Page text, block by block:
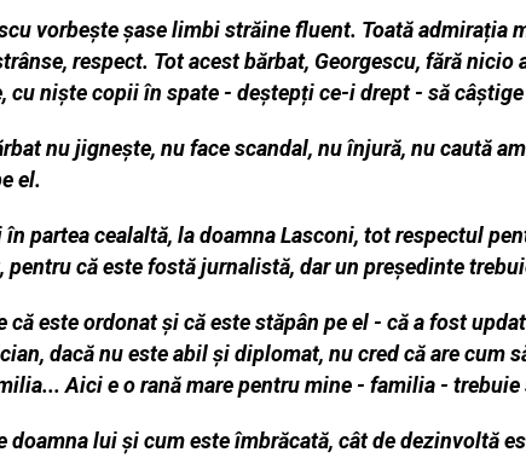
vorbește șase limbi străine fluent. Toată admirația
respect. Tot acest bărbat, Georgescu, fără
cu niște copii în spate - deștepți ce-i drept - să
nu jignește, nu face scandal, nu înjură, nu caută
el.
în partea cealaltă, la doamna Lasconi, tot respectul
pentru că este fostă jurnalistă, dar un președinte
că este ordonat și că este stăpân pe el - că a fost
dacă nu este abil și diplomat, nu cred că are cum
Aici e o rană mare pentru mine - familia - trebuie
doamna lui și cum este îmbrăcată, cât de dezinvoltă